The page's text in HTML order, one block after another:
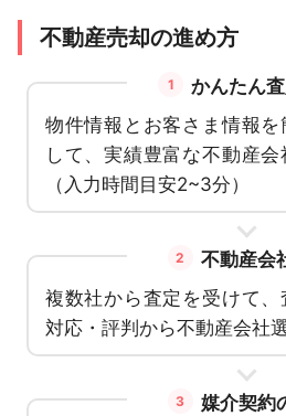
不動産売却の進め方
1
かんたん
物件情報とお客さま情報を
して、実績豊富な不動産会
（入力時間目安2~3分）
2
不動産会
複数社から査定を受けて、
対応・評判から不動産会社選
3
媒介契約